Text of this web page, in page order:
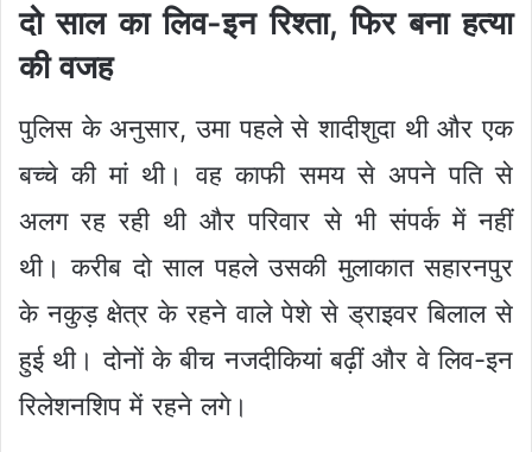
दो साल का लिव-इन रिश्ता, फिर बना हत्या
की वजह
पुलिस के अनुसार, उमा पहले से शादीशुदा थी और एक
बच्चे की मां थी। वह काफी समय से अपने पति से
अलग रह रही थी और परिवार से भी संपर्क में नहीं
थी। करीब दो साल पहले उसकी मुलाकात सहारनपुर
के नकुड़ क्षेत्र के रहने वाले पेशे से ड्राइवर बिलाल से
हुई थी। दोनों के बीच नजदीकियां बढ़ीं और वे लिव-इन
रिलेशनशिप में रहने लगे।